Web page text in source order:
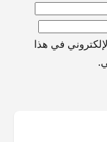
في هذا